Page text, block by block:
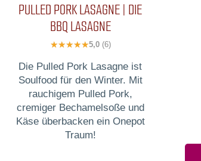
PULLED PORK LASAGNE | DIE
BBQ LASAGNE
5,0 (6)
Die Pulled Pork Lasagne ist
Soulfood für den Winter. Mit
rauchigem Pulled Pork,
cremiger Bechamelsoße und
Käse überbacken ein Onepot
Traum!